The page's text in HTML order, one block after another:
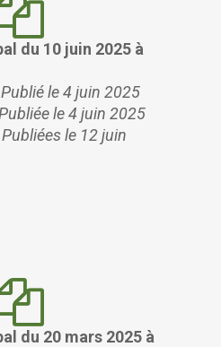
du 10 juin 2025 à
Publié le 4 juin 2025
le 4 juin 2025
Publiées le 12 juin
du 20 mars 2025 à